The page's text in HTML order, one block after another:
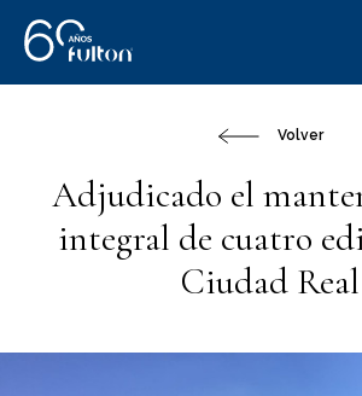
Volver
Adjudicado el
integral de cuatro
Ciudad Real